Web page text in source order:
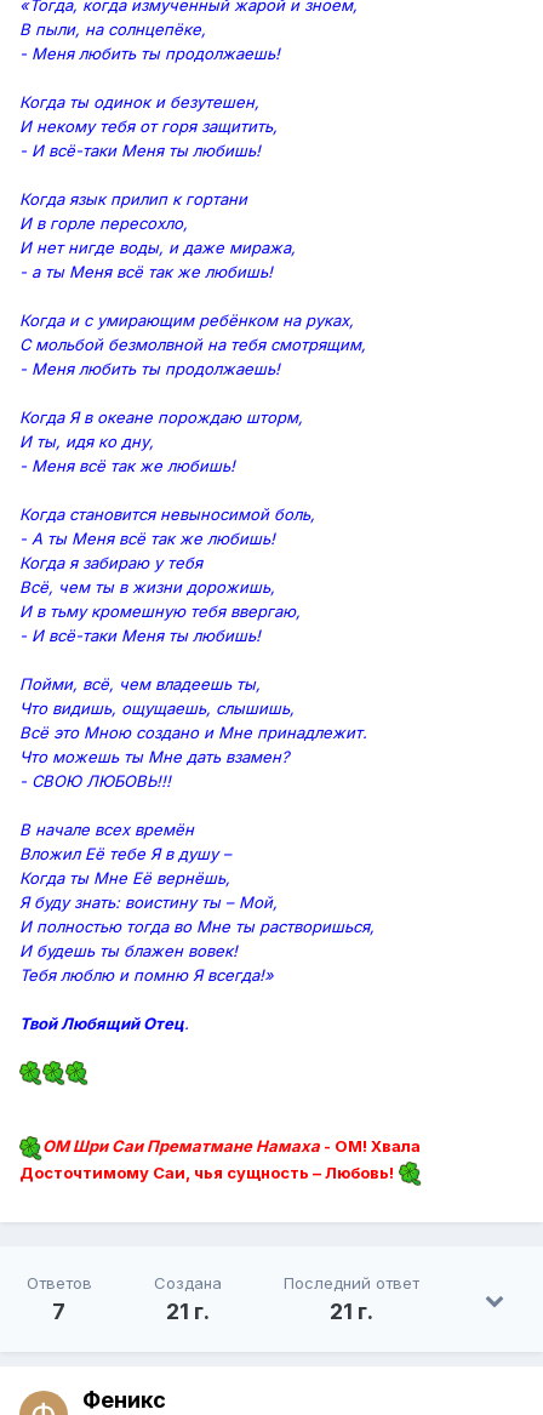
«Тогда, когда измученный жарой и зноем,
В пыли, на солнцепёке,
- Меня любить ты продолжаешь!
Когда ты одинок и безутешен,
И некому тебя от горя защитить,
- И всё-таки Меня ты любишь!
Когда язык прилип к гортани
И в горле пересохло,
И нет нигде воды, и даже миража,
- а ты Меня всё так же любишь!
Когда и с умирающим ребёнком на руках,
С мольбой безмолвной на тебя смотрящим,
- Меня любить ты продолжаешь!
Когда Я в океане порождаю шторм,
И ты, идя ко дну,
- Меня всё так же любишь!
Когда становится невыносимой боль,
- А ты Меня всё так же любишь!
Когда я забираю у тебя
Всё, чем ты в жизни дорожишь,
И в тьму кромешную тебя ввергаю,
- И всё-таки Меня ты любишь!
Пойми, всё, чем владеешь ты,
Что видишь, ощущаешь, слышишь,
Всё это Мною создано и Мне принадлежит.
Что можешь ты Мне дать взамен?
- СВОЮ ЛЮБОВЬ!!!
В начале всех времён
Вложил Её тебе Я в душу –
Когда ты Мне Её вернёшь,
Я буду знать: воистину ты – Мой,
И полностью тогда во Мне ты растворишься,
И будешь ты блажен вовек!
Тебя люблю и помню Я всегда!»
Твой Любящий Отец.
ОМ Шри Саи Прематмане Намаха - ОМ! Хвала
Досточтимому Саи, чья сущность – Любовь!
Ответов
7
Создана
21 г.
Последний ответ
21 г.
Феникс